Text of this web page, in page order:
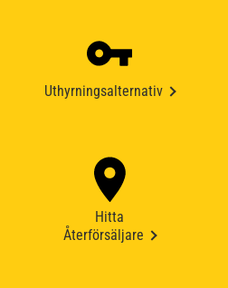
Uthyrningsalternativ
Hitta
Återförsäljare